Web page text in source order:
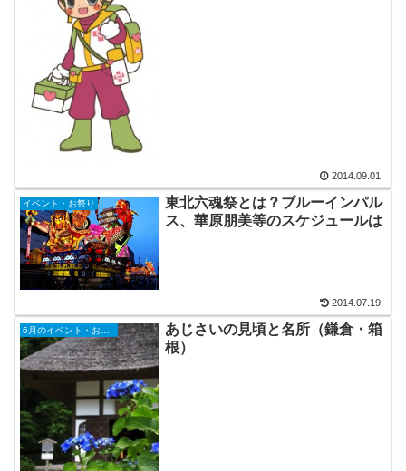
2014.09.01
イベント・お祭り
東北六魂祭とは？ブルーインパル
ス、華原朋美等のスケジュールは
2014.07.19
あじさいの見頃と名所（鎌倉・箱
根）